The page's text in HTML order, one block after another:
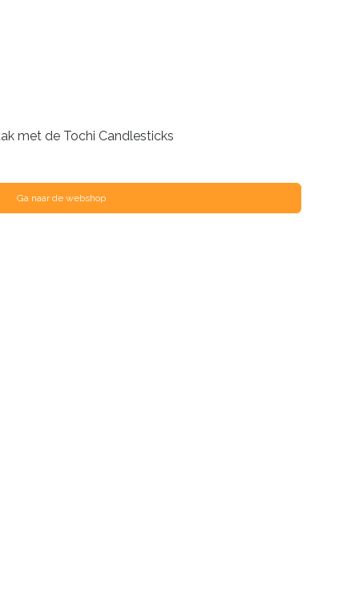
met de Tochi Candlesticks
Ga naar de webshop